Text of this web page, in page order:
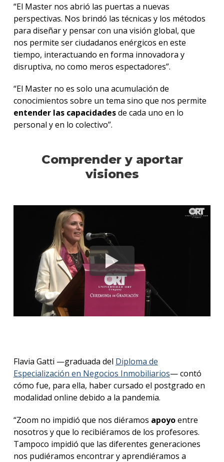
“El Master nos abrió las puertas a nuevas
perspectivas. Nos brindó las técnicas y los métodos
para diseñar y pensar con una visión global, que
nos permite ser ciudadanos enérgicos en este
tiempo, interactuando en forma innovadora y
disruptiva, no como meros espectadores”.
“El Master no es solo una acumulación de
conocimientos sobre un tema sino que nos permite
entender las capacidadesde cada uno en lo
personal y en lo colectivo”.
Comprender y aportar
visiones
Flavia Gatti —graduada del Diploma de
Especialización en Negocios Inmobiliarios— contó
cómo fue, para ella, haber cursado el postgrado en
modalidad online debido a la pandemia.
“Zoom no impidió que nos diéramos apoyoentre
nosotros y que lo recibiéramos de los profesores.
Tampoco impidió que las diferentes generaciones
nos pudiéramos encontrar y aprendiéramos a